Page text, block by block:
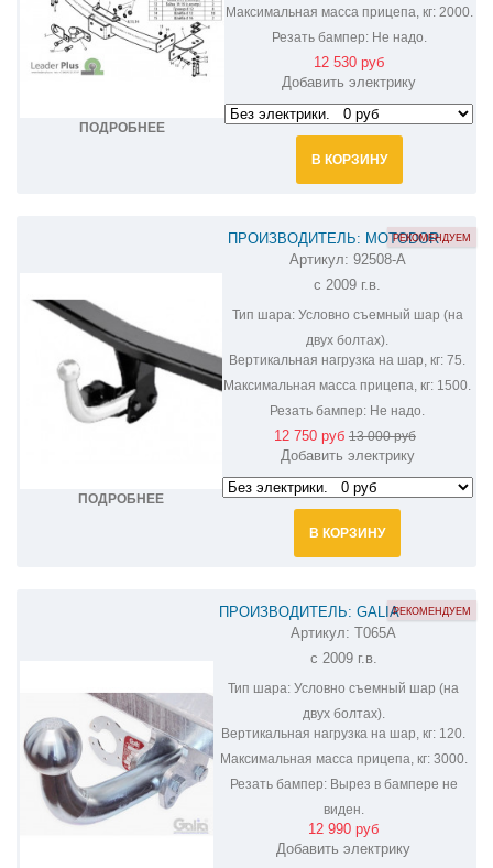
ПОДРОБНЕЕ
Максимальная масса прицепа, кг:2000.
Резать бампер:Не надо.
12 530 руб
Добавить электрику
В КОРЗИНУ
ПОДРОБНЕЕ
ПРОИЗВОДИТЕЛЬ: MOTODOR
ФАРКОП НА LEXUS GX 460 92508-A
Артикул: 92508-A
c 2009 г.в.
Тип шара:Условно съемный шар (на
двух болтах).
Вертикальная нагрузка на шар, кг: 75.
Максимальная масса прицепа, кг: 1500.
Резать бампер: Не надо.
РЕКОМЕНДУЕМ
12 750 руб 13 000 руб
Добавить электрику
В КОРЗИНУ
ПРОИЗВОДИТЕЛЬ: GALIA
ОЦИНКОВАННЫЙ ФАРКОП НА LEXUS
GX 460 T065A
Артикул: T065A
с 2009 г.в.
Тип шара: Условно съемный шар (на
двух болтах).
Вертикальная нагрузка на шар, кг: 120.
Максимальная масса прицепа, кг:3000.
Резать бампер:Вырез в бампере не
виден.
РЕКОМЕНДУЕМ
12 990 руб
Добавить электрику